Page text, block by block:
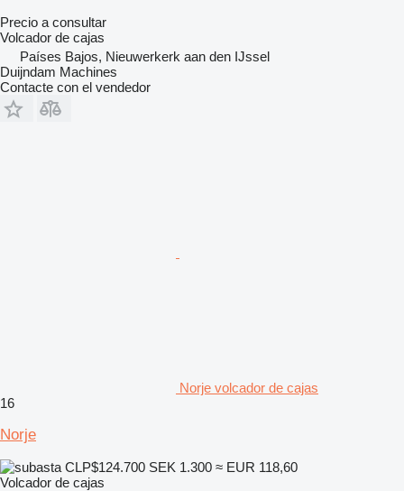
Precio a consultar
Volcador de cajas
Países Bajos, Nieuwerkerk aan den IJssel
Duijndam Machines
Contacte con el vendedor
Norje volcador de cajas
16
Norje
CLP$124.700 SEK 1.300 ≈ EUR 118,60
Volcador de cajas